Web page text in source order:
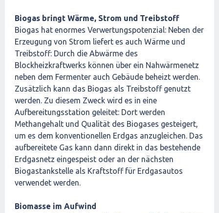
Biogas bringt Wärme, Strom und Treibstoff
Biogas hat enormes Verwertungspotenzial: Neben der
Erzeugung von Strom liefert es auch Wärme und
Treibstoff: Durch die Abwärme des
Blockheizkraftwerks können über ein Nahwärmenetz
neben dem Fermenter auch Gebäude beheizt werden.
Zusätzlich kann das Biogas als Treibstoff genutzt
werden. Zu diesem Zweck wird es in eine
Aufbereitungsstation geleitet: Dort werden
Methangehalt und Qualität des Biogases gesteigert,
um es dem konventionellen Erdgas anzugleichen. Das
aufbereitete Gas kann dann direkt in das bestehende
Erdgasnetz eingespeist oder an der nächsten
Biogastankstelle als Kraftstoff für Erdgasautos
verwendet werden.
Biomasse im Aufwind